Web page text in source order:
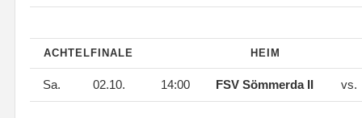
ACHTELFINALE HEIM
Sa. 02.10. 14:00 FSV Sömmerda II vs.